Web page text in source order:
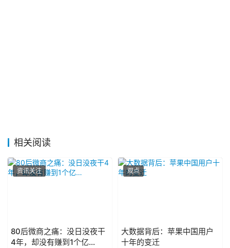
相关阅读
资讯关注
80后微商之痛：没日没夜干
4年，却没有赚到1个亿…
观点
大数据背后：苹果中国用户
十年的变迁